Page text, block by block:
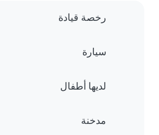
رخصة قيادة
سيارة
لديها أطفال
مدخنة